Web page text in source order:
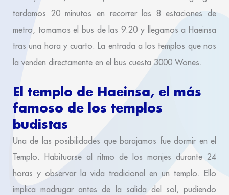
tardamos 20 minutos en recorrer las 8 estaciones de
metro, tomamos el bus de las 9:20 y llegamos a Haeinsa
tras una hora y cuarto. La entrada a los templos que nos
la venden directamente en el bus cuesta 3000 Wones.
El templo de Haeinsa, el más
famoso de los templos
budistas
Una de las posibilidades que barajamos fue dormir en el
Templo. Habituarse al ritmo de los monjes durante 24
horas y observar la vida tradicional en un templo. Ello
implica madrugar antes de la salida del sol, pudiendo